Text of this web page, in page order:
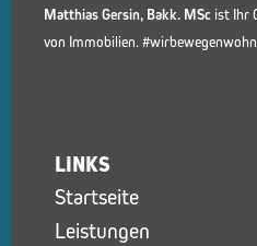
Matthias Gersin, Bakk. MSc ist Ihr
von Immobilien.
LINKS
Startseite
Leistungen